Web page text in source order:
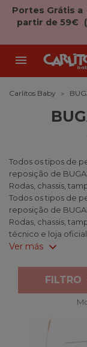
Portes Grátis a
partir de 59€

Carlitos Baby
Todos os tipos de
reposição de
Rodas, chassis,
Todos os tipos de
reposição de
Rodas, chassis,
técnico e loja oficial
Ver más expand_more
FILTRO